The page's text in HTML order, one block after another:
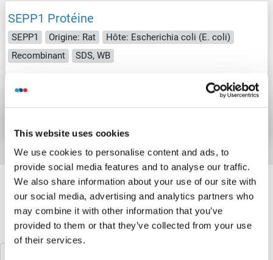
This website uses cookies
We use cookies to personalise content and ads, to
provide social media features and to analyse our traffic.
We also share information about your use of our site with
our social media, advertising and analytics partners who
may combine it with other information that you’ve
provided to them or that they’ve collected from your use
of their services.
SEPP1 Protéine
SEPP1 Origine: Rat
Hôte: Escherichia coli (E. coli)
Recombinant
SDS, WB
N° du produit ABIN6126005
Target information, Synonyms, Latest
references
Avez-vous cherché autre chose?